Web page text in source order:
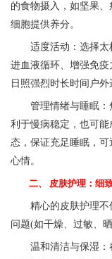
的食物摄入，如坚果
细胞提供养分。
适度活动：选择太
进血液循环、增强免
日照强烈时长时间户外
管理情绪与睡眠：
利于慢病稳定，也可
态，保证充足睡眠，
心情。
二、 皮肤护理：细致
精心的皮肤护理不
问题(如干燥、过敏、
温和清洁与保湿：春